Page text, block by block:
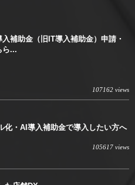
補助金（旧IT導入補助金）申請・
ら...
107162 views
化・AI導入補助金で導入したい方へ
105617 views